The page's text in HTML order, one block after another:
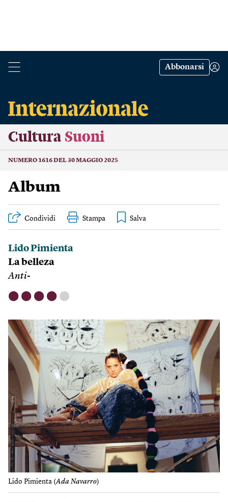
Abbonarsi
Cultura Suoni
NUMERO 1616 DEL 30 MAGGIO 2025
Album
Condividi Stampa
Lido Pimienta
La belleza
Anti-
⬤ ⬤ ⬤ ⬤ ⬤
Lido Pimienta (Ada Navarro)